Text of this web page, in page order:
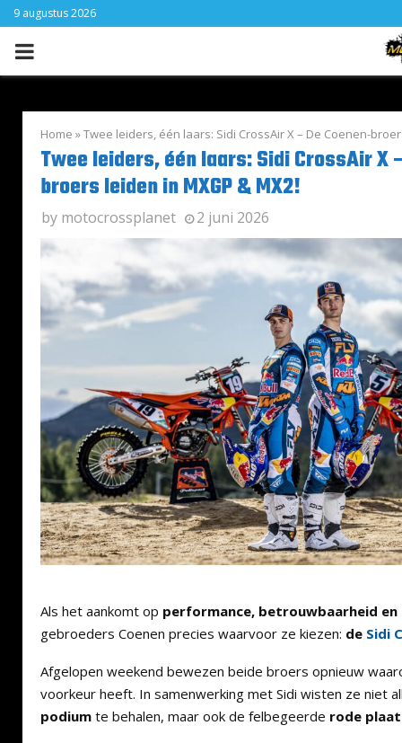
9 augustus 2026
PRIMARY
Home »Twee leiders, één laars: Sidi CrossAir X – De Coenen-
Twee leiders, één laars: Sidi CrossAir X
broers leiden in MXGP & MX2!
by motocrossplanet 2 juni 2026
Als het aankomt op performance, betrouwbaarheid
gebroeders Coenen precies waarvoor ze kiezen: de Sidi
Afgelopen weekend bewezen beide broers opnieuw
voorkeur heeft. In samenwerking met Sidi wisten ze niet
podium te behalen, maar ook de felbegeerde rode